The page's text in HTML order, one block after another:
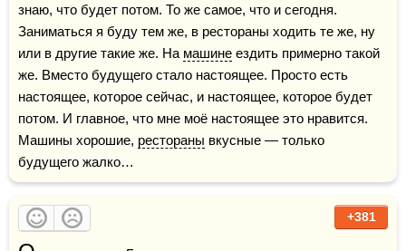
знаю, что будет потом. То же самое, что и сегодня.
Заниматься я буду тем же, в рестораны ходить те же, ну
или в другие такие же. На машине ездить примерно такой
же. Вместо будущего стало настоящее. Просто есть
настоящее, которое сейчас, и настоящее, которое будет
потом. И главное, что мне моё настоящее это нравится.
Машины хорошие, рестораны вкусные — только
будущего жалко…
+381